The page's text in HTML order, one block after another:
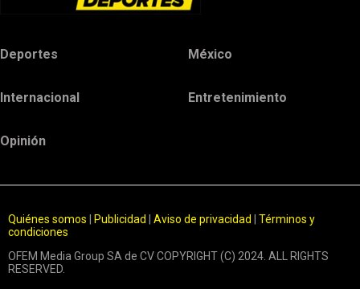
Deportes México
Internacional Entretenimiento
Opinión
Quiénes somos Publicidad Aviso de privacidad
Términos y
condiciones
OFEM Media Group SA de CV COPYRIGHT (C) 2024. ALL RIGHTS
RESERVED.